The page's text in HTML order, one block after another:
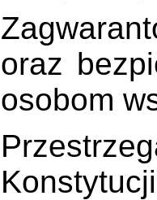
oraz
osobom